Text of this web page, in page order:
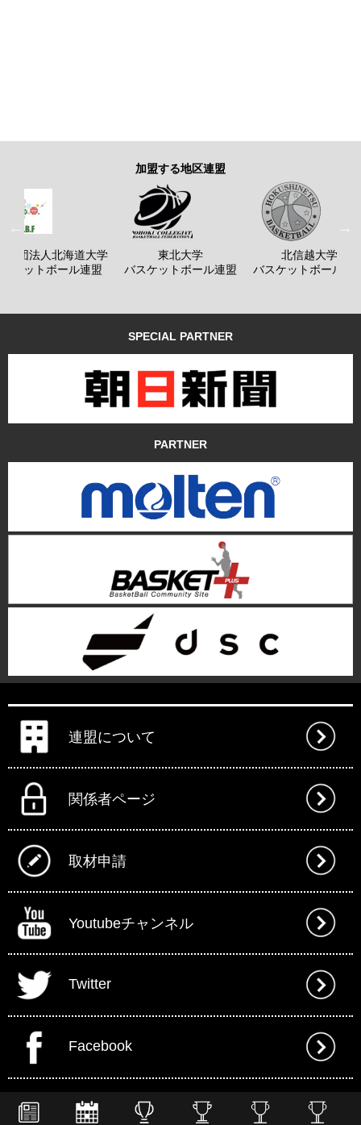
加盟する地区連盟
社団法人北海道大学
ケットボール連盟
東北大学
バスケットボール連盟
北信越大学
バスケットボール連
SPECIAL PARTNER
PARTNER
連盟について
関係者ページ
取材申請
Youtubeチャンネル
Twitter
Facebook